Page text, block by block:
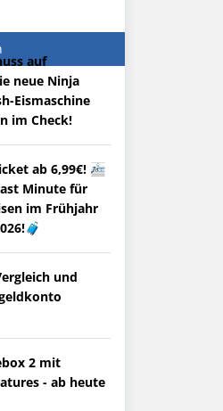
auf
neue Ninja
Eismaschine
im Check!
ab 6,99€! 🚈
Minute für
im Frühjahr
und
2 mit
- ab heute